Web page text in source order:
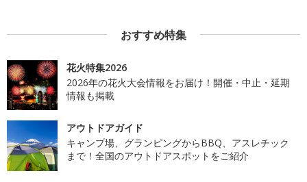
おすすめ特集
花火特集2026
2026年の花火大会情報をお届け！開催・中止・延期
情報も掲載
アウトドアガイド
キャンプ場、グランピングからBBQ、アスレチック
まで！全国のアウトドアスポットをご紹介